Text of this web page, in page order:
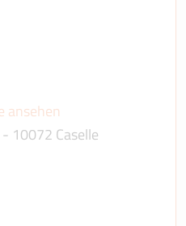
ansehen
10072 Caselle